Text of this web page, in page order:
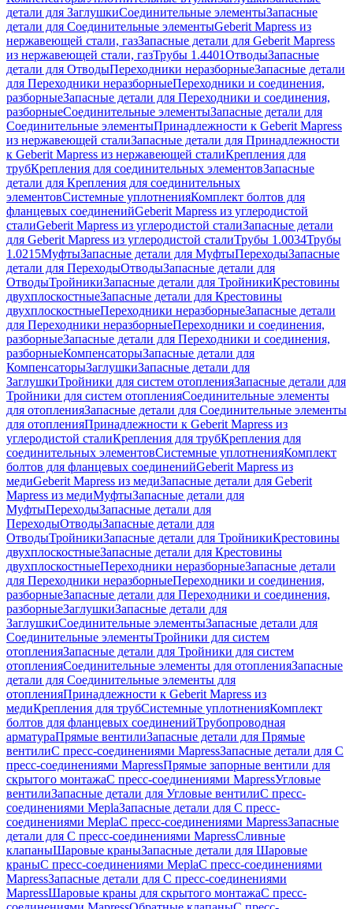
детали для ЗаглушкиСоединительные элементыЗапасные
детали для Соединительные элементыGeberit Mapress из
нержавеющей стали, газЗапасные детали для Geberit Mapress
из нержавеющей стали, газТрубы 1.4401ОтводыЗапасные
детали для ОтводыПереходники неразборныеЗапасные детали
для Переходники неразборныеПереходники и соединения,
разборныеЗапасные детали для Переходники и соединения,
разборныеСоединительные элементыЗапасные детали для
Соединительные элементыПринадлежности к Geberit Mapress
из нержавеющей сталиЗапасные детали для Принадлежности
к Geberit Mapress из нержавеющей сталиКрепления для
трубКрепления для соединительных элементовЗапасные
детали для Крепления для соединительных
элементовСистемные уплотненияКомплект болтов для
фланцевых соединенийGeberit Mapress из углеродистой
сталиGeberit Mapress из углеродистой сталиЗапасные детали
для Geberit Mapress из углеродистой сталиТрубы 1.0034Трубы
1.0215МуфтыЗапасные детали для МуфтыПереходыЗапасные
детали для ПереходыОтводыЗапасные детали для
ОтводыТройникиЗапасные детали для ТройникиКрестовины
двухплоскостныеЗапасные детали для Крестовины
двухплоскостныеПереходники неразборныеЗапасные детали
для Переходники неразборныеПереходники и соединения,
разборныеЗапасные детали для Переходники и соединения,
разборныеКомпенсаторыЗапасные детали для
КомпенсаторыЗаглушкиЗапасные детали для
ЗаглушкиТройники для систем отопленияЗапасные детали для
Тройники для систем отопленияСоединительные элементы
для отопленияЗапасные детали для Соединительные элементы
для отопленияПринадлежности к Geberit Mapress из
углеродистой сталиКрепления для трубКрепления для
соединительных элементовСистемные уплотненияКомплект
болтов для фланцевых соединенийGeberit Mapress из
медиGeberit Mapress из медиЗапасные детали для Geberit
Mapress из медиМуфтыЗапасные детали для
МуфтыПереходыЗапасные детали для
ПереходыОтводыЗапасные детали для
ОтводыТройникиЗапасные детали для ТройникиКрестовины
двухплоскостныеЗапасные детали для Крестовины
двухплоскостныеПереходники неразборныеЗапасные детали
для Переходники неразборныеПереходники и соединения,
разборныеЗапасные детали для Переходники и соединения,
разборныеЗаглушкиЗапасные детали для
ЗаглушкиСоединительные элементыЗапасные детали для
Соединительные элементыТройники для систем
отопленияЗапасные детали для Тройники для систем
отопленияСоединительные элементы для отопленияЗапасные
детали для Соединительные элементы для
отопленияПринадлежности к Geberit Mapress из
медиКрепления для трубСистемные уплотненияКомплект
болтов для фланцевых соединенийТрубопроводная
арматураПрямые вентилиЗапасные детали для Прямые
вентилиС пресс-соединениями MapressЗапасные детали для С
пресс-соединениями MapressПрямые запорные вентили для
скрытого монтажаС пресс-соединениями MapressУгловые
вентилиЗапасные детали для Угловые вентилиС пресс-
соединениями MeplaЗапасные детали для С пресс-
соединениями MeplaС пресс-соединениями MapressЗапасные
детали для С пресс-соединениями MapressСливные
клапаныШаровые краныЗапасные детали для Шаровые
краныС пресс-соединениями MeplaС пресс-соединениями
MapressЗапасные детали для С пресс-соединениями
MapressШаровые краны для скрытого монтажаС пресс-